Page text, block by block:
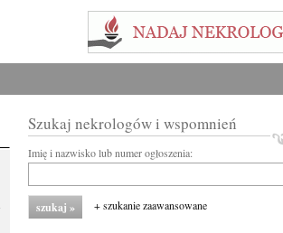
Szukaj nekrologów i wspomnień
Imię i nazwisko lub numer ogłoszenia:
+ szukanie zaawansowane